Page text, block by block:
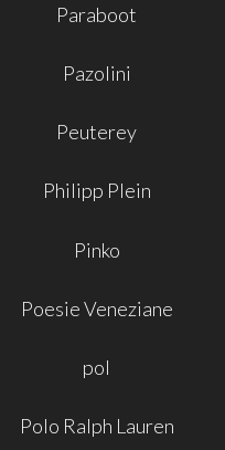
Paraboot
Pazolini
Peuterey
Philipp Plein
Pinko
Poesie Veneziane
pol
Polo Ralph Lauren